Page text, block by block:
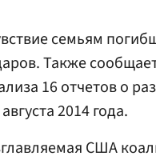
семьям
Также
16 отчетов о
2014 года.
США